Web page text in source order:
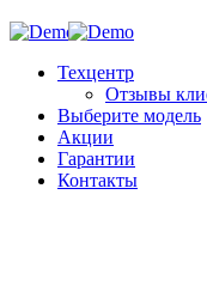
Техцентр
Отзывы
Выберите модель
Акции
Гарантии
Контакты